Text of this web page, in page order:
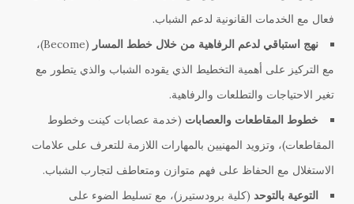
فعال مع الخدمات القانونية لدعم الشباب.
نهج استباقي لدعم الرفاهية من خلال خطط المسار
(Become)،
مع التركيز على أهمية التخطيط الذي يقوده الشباب والذي يتطور مع
تغير الاحتياجات والتطلعات والرفاهية.
خطوط المقاطعات والعصابات (خدمة عصابات كينت وخطوط
المقاطعات)، وتزويد المهنيين بالمهارات اللازمة للتعرف على علامات
الاستغلال مع الحفاظ على فهم متوازن ومتعاطف لتجارب الشباب.
التوعية بالتوحد (كلية برودستيرز)، مع تسليط الضوء على